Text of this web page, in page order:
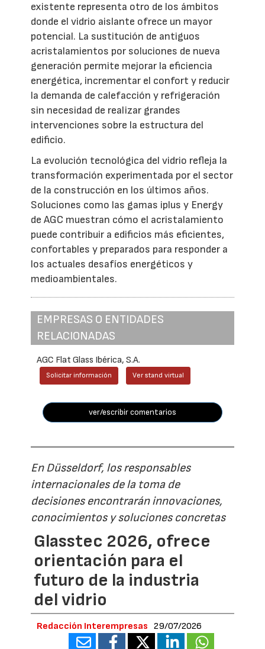
existente representa otro de los ámbitos
donde el vidrio aislante ofrece un mayor
potencial. La sustitución de antiguos
acristalamientos por soluciones de nueva
generación permite mejorar la eficiencia
energética, incrementar el confort y reducir
la demanda de calefacción y refrigeración
sin necesidad de realizar grandes
intervenciones sobre la estructura del
edificio.
La evolución tecnológica del vidrio refleja la
transformación experimentada por el sector
de la construcción en los últimos años.
Soluciones como las gamas iplus y Energy
de AGC muestran cómo el acristalamiento
puede contribuir a edificios más eficientes,
confortables y preparados para responder a
los actuales desafíos energéticos y
medioambientales.
EMPRESAS O ENTIDADES
RELACIONADAS
AGC Flat Glass Ibérica, S.A.
Solicitar información Ver stand virtual
ver/escribir comentarios
En Düsseldorf, los responsables
internacionales de la toma de
decisiones encontrarán innovaciones,
conocimientos y soluciones concretas
Glasstec 2026, ofrece
orientación para el
futuro de la industria
del vidrio
Redacción Interempresas 29/07/2026